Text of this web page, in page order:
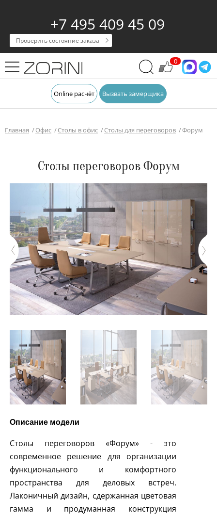
+7 495 409 45 09
Проверить состояние заказа
0
Online расчёт Вызвать замерщика
Главная Офис Столы в офис Столы для переговоров Форум
Столы переговоров Форум
Описание модели
Столы переговоров «Форум» - это
современное решение для организации
функционального и комфортного
пространства для деловых встреч.
Лаконичный дизайн, сдержанная цветовая
гамма и продуманная конструкция